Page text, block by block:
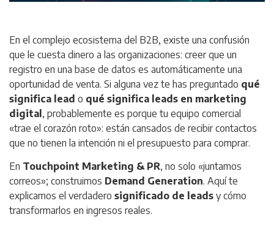
En el complejo ecosistema del B2B, existe una confusión
que le cuesta dinero a las organizaciones: creer que un
registro en una base de datos es automáticamente una
oportunidad de venta. Si alguna vez te has preguntado qué
significa lead o qué significa leads en marketing
digital , probablemente es porque tu equipo comercial
«trae el corazón roto»: están cansados de recibir contactos
que no tienen la intención ni el presupuesto para comprar.
En Touchpoint Marketing & PR, no solo «juntamos
correos»; construimos Demand Generation. Aquí te
explicamos el verdadero significado de leads y cómo
transformarlos en ingresos reales.